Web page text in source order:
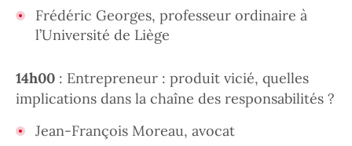
Frédéric Georges, professeur ordinaire à
l’Université de Liège
14h00 : Entrepreneur : produit vicié, quelles
implications dans la chaîne des responsabilités ?
Jean-François Moreau, avocat